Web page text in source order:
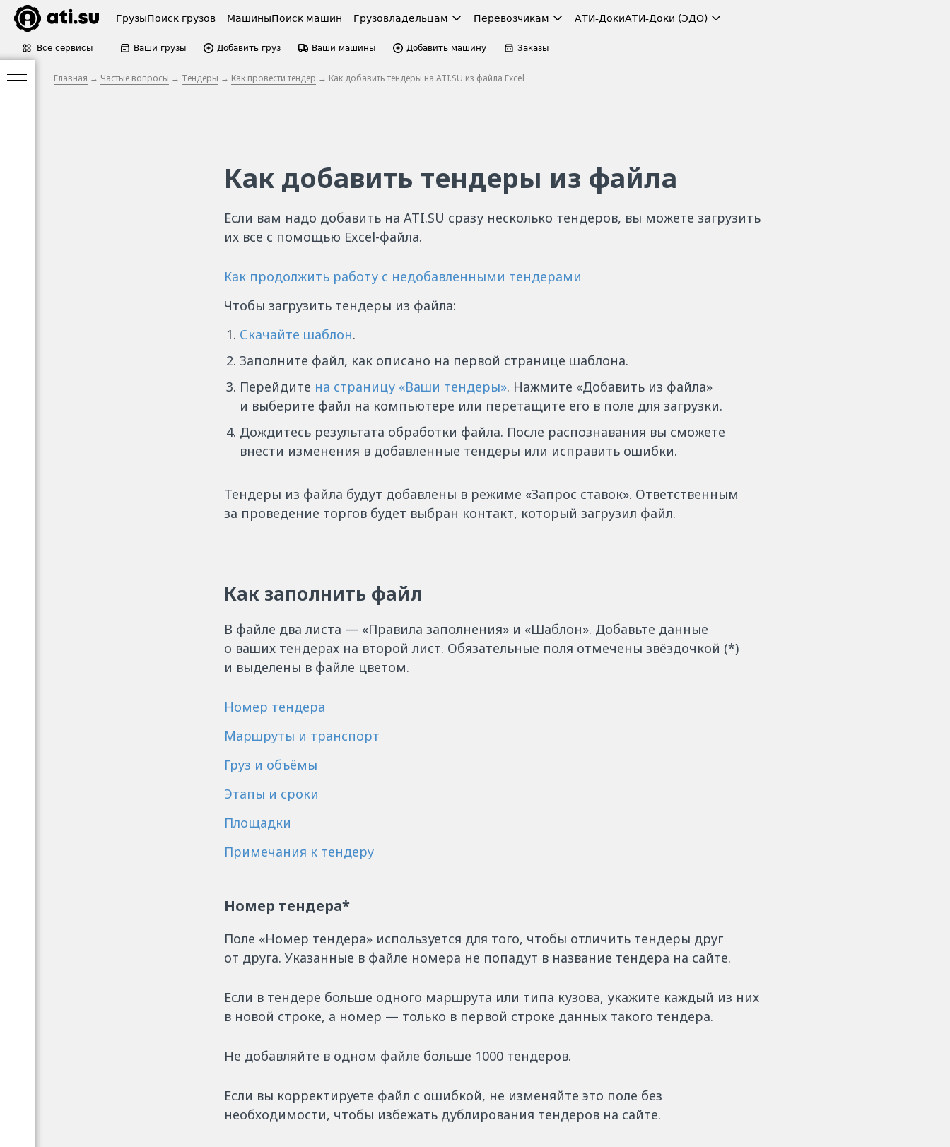
ГрузыПоиск грузов МашиныПоиск машин Грузовладельцам Перевозчикам АТИ-ДокиАТИ-Доки (ЭДО)
Все сервисы Ваши грузы Добавить груз Ваши машины Добавить машину Заказы
Главная → Частые вопросы → Тендеры → Как провести тендер → Как добавить тендеры на ATI.SU из файла Excel
Как добавить тендеры из файла
Если вам надо добавить на ATI.SU сразу несколько тендеров, вы можете загрузить
их все с помощью Excel-файла.
Как продолжить работу с недобавленными тендерами
Чтобы загрузить тендеры из файла:
Скачайте шаблон.
Заполните файл, как описано на первой странице шаблона.
Перейдите на страницу «Ваши тендеры». Нажмите «Добавить из файла»
и выберите файл на компьютере или перетащите его в поле для загрузки.
Дождитесь результата обработки файла. После распознавания вы сможете
внести изменения в добавленные тендеры или исправить ошибки.
Тендеры из файла будут добавлены в режиме «Запрос ставок». Ответственным
за проведение торгов будет выбран контакт, который загрузил файл.
Как заполнить файл
В файле два листа — «Правила заполнения» и «Шаблон». Добавьте данные
о ваших тендерах на второй лист. Обязательные поля отмечены звёздочкой (*)
и выделены в файле цветом.
Номер тендера
Маршруты и транспорт
Груз и объёмы
Этапы и сроки
Площадки
Примечания к тендеру
Номер тендера*
Поле «Номер тендера» используется для того, чтобы отличить тендеры друг
от друга. Указанные в файле номера не попадут в название тендера на сайте.
Если в тендере больше одного маршрута или типа кузова, укажите каждый из них
в новой строке, а номер — только в первой строке данных такого тендера.
Не добавляйте в одном файле больше 1000 тендеров.
Если вы корректируете файл с ошибкой, не изменяйте это поле без
необходимости, чтобы избежать дублирования тендеров на сайте.